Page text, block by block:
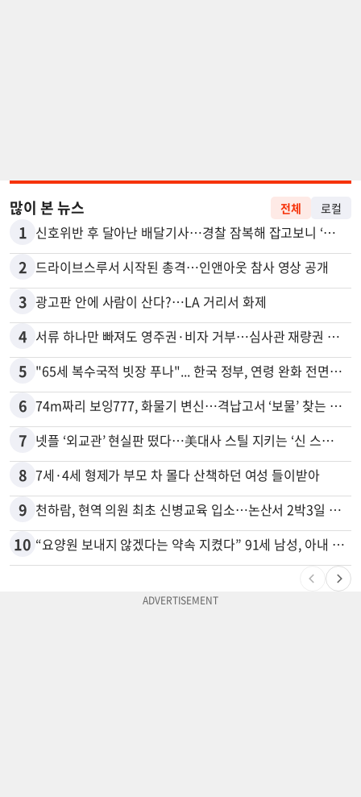
많이 본 뉴스 전체 로컬
1 신호위반 후 달아난 배달기사…경찰 잠복해 잡고보니 ‘반전’
2 드라이브스루서 시작된 총격…인앤아웃 참사 영상 공개
3 광고판 안에 사람이 산다?…LA 거리서 화제
4 서류 하나만 빠져도 영주권·비자 거부…심사관 재량권 대폭 확대
5 "65세 복수국적 빗장 푸나"... 한국 정부, 연령 완화 전면 추진
6 74m짜리 보잉777, 화물기 변신…격납고서 ‘보물’ 찾는 인천공항
7 넷플 ‘외교관’ 현실판 떴다…美대사 스틸 지키는 ‘신 스틸러’
8 7세·4세 형제가 부모 차 몰다 산책하던 여성 들이받아
9 천하람, 현역 의원 최초 신병교육 입소…논산서 2박3일 생활
10 “요양원 보내지 않겠다는 약속 지켰다” 91세 남성, 아내 살해 혐의